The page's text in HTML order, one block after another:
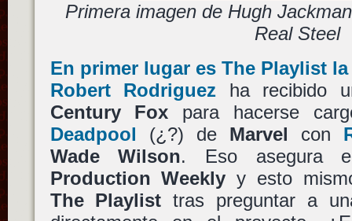
Primera imagen de Hugh
Real Steel
En primer lugar es The Playlist
Robert Rodriguez ha recibido
Century Fox para hacerse
Deadpool (¿?) de Marvel con
Wade Wilson. Eso asegura
Production Weekly y esto
The Playlist tras preguntar a